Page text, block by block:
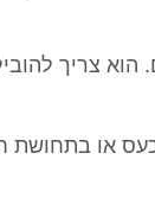
הוא צריך
או בתחושת